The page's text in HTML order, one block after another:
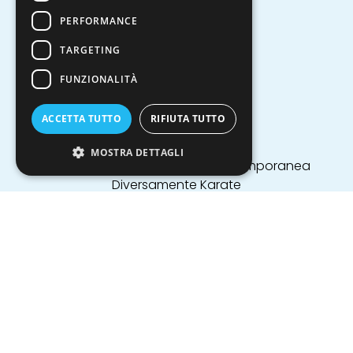
Calcio a 5
Calcio tennis
Ciclismo
Danza Classica, Moderna, Contemporanea
Diversamente Karate
PERFORMANCE
TARGETING
FUNZIONALITÀ
ACCETTA TUTTO RIFIUTA TUTTO
MOSTRA DETTAGLI